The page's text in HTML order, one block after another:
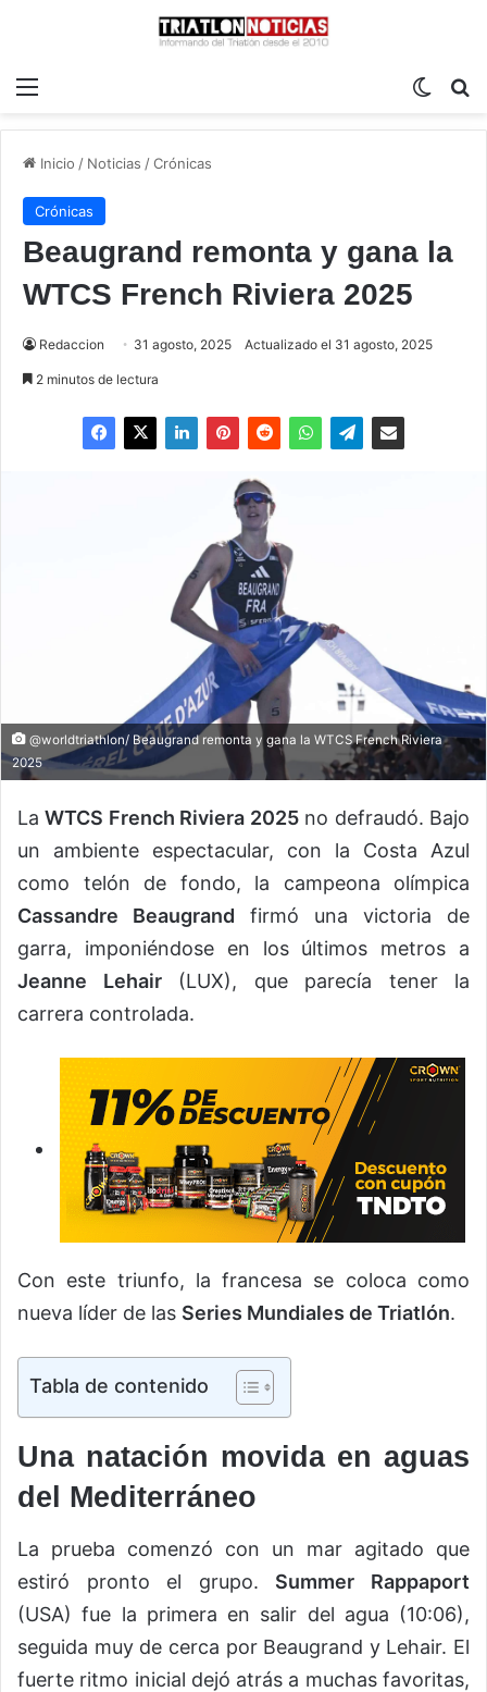
Inicio / Noticias /Crónicas
Crónicas
Beaugrand remonta y gana la
WTCS French Riviera 2025
Redaccion 31 agosto, 2025 Actualizado el 31 agosto, 2025
2 minutos de lectura
@worldtriathlon/ Beaugrand remonta y gana la WTCS French Riviera
2025
LaWTCS French Riviera 2025no defraudó. Bajo
un ambiente espectacular, con la Costa Azul
como telón de fondo, la campeona olímpica
Cassandre Beaugrand firmó una victoria de
garra, imponiéndose en los últimos metros a
Jeanne Lehair(LUX), que parecía tener la
carrera controlada.
Con este triunfo, la francesa se coloca como
nueva líder de las Series Mundiales de Triatlón.
Tabla de contenido
Una natación movida en aguas
del Mediterráneo
La prueba comenzó con un mar agitado que
estiró pronto el grupo. Summer Rappaport
(USA) fue la primera en salir del agua (10:06),
seguida muy de cerca por Beaugrand y Lehair. El
fuerte ritmo inicial dejó atrás a muchas favoritas,